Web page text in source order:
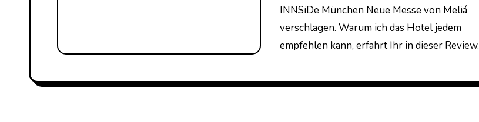
INNSiDe München Neue Messe von Meliá
verschlagen. Warum ich das Hotel jedem
empfehlen kann, erfahrt Ihr in dieser Review.